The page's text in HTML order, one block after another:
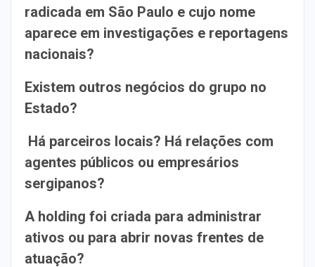
radicada em São Paulo e cujo nome
aparece em investigações e reportagens
nacionais?
Existem outros negócios do grupo no
Estado?
Há parceiros locais? Há relações com
agentes públicos ou empresários
sergipanos?
A holding foi criada para administrar
ativos ou para abrir novas frentes de
atuação?